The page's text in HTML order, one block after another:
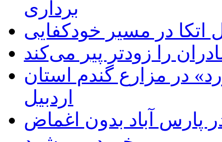
برداری
در مسیر خودکفایی
را زودتر پیر می‌کند
در مزارع گندم استان
اردبیل
پارس آباد بدون اغماض